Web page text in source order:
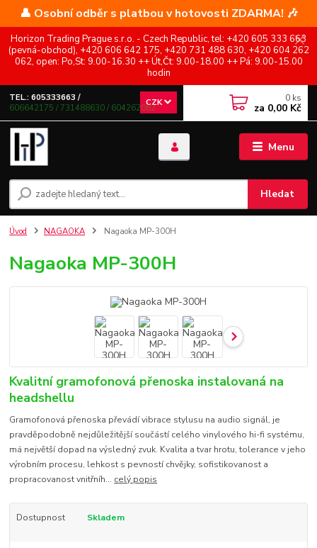
👤 Osobní odběr s platbou v hotovosti ZDARMA! 🎶
Horizon Trading Prague s.r.o. - Czech Republic, tel: +420 605 333 663
(pevná-obchod), +420 606 642 175, +420 731 488 630, +420 604 262
062, open: Po,St: 9.00-16.30 ++ Út,Čt: 9.00-18.00 ++ Pá: 9.00-15.00
hodin
Menu
CZK
Hledat
TEL.: 605333663 /
606642175 / 731488630 / 604262062
0 ks
za 0,00 Kč
Úvod NAGAOKA Nagaoka MP-300H
Nagaoka MP-300H
Kvalitní gramofonová přenoska instalovaná na
headshellu
Gramofonová přenoska převádí vibrace stylusu na audio signál, je
pravděpodobně nejdůležitější součástí celého vinylového hi-fi systému,
má největší dopad na výsledný zvuk. Kvalita a tvar hrotu, tolerance v jeho
výrobním procesu, lehkost s pevností chvějky, sofistikovanost a
propracovanost vnitřníh... celý popis
Dostupnost Skladem